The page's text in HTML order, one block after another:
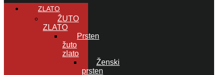
ZLATO
ŽUTO
ZLATO
Prsten
žuto
zlato
Ženski
prsten